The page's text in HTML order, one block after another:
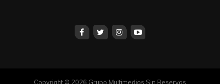
Copyright © 2026 Grupo Multimedios Sin Reservas